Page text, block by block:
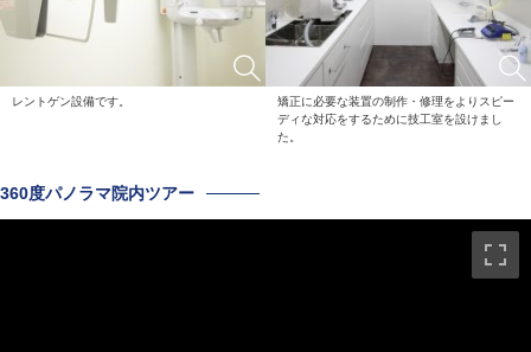
レントゲン設備です。
矯正に必要な装置の制作・修理をよりスピー
ディな対応をするために技工室を設けまし
た。
360度パノラマ院内ツアー